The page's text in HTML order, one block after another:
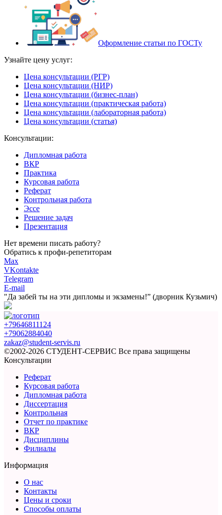
Оформление статьи по ГОСТу
Узнайте цену услуг:
Цена консультации (РГР)
Цена консультации (НИР)
Цена консультации (бизнес-план)
Цена консультации (практическая работа)
Цена консультации (лабораторная работа)
Цена консультации (статья)
Консультации:
Дипломная работа
ВКР
Практика
Курсовая работа
Реферат
Контрольная работа
Эссе
Решение задач
Презентация
Нет времени писать работу?
Обратись к профи-репетиторам
Max
VKontakte
Telegram
E-mail
"Да забей ты на эти дипломы и экзамены!” (дворник Кузьмич)
+79646811124
+79062884040
zakaz@student-servis.ru
©2002-2026 СТУДЕНТ-СЕРВИС Все права защищены
Консультации
Реферат
Курсовая работа
Дипломная работа
Диссертация
Контрольная
Отчет по практике
ВКР
Дисциплины
Филиалы
Информация
О нас
Контакты
Цены и сроки
Способы оплаты